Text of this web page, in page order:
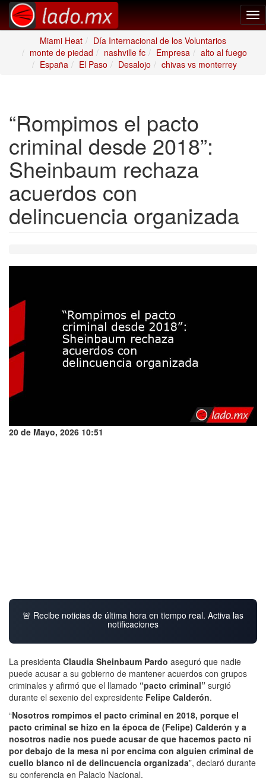
Miami Heat
Día Internacional de los Voluntarios
monte de piedad
nashville fc Empresa
alto al fuego
España
El Paso Desalojo chivas vs monterrey
“Rompimos el pacto
criminal desde 2018”:
Sheinbaum rechaza
acuerdos con
delincuencia organizada
20 de Mayo, 2026 10:51
🚨 Recibe noticias de última hora en tiempo real. Activa las
notificaciones
La presidenta Claudia Sheinbaum Pardo aseguró que nadie
puede acusar a su gobierno de mantener acuerdos con grupos
criminales y afirmó que el llamado “pacto criminal” surgió
durante el sexenio del expresidente Felipe Calderón.
“Nosotros rompimos el pacto criminal en 2018, porque el
pacto criminal se hizo en la época de (Felipe) Calderón y a
nosotros nadie nos puede acusar de que hacemos pacto ni
por debajo de la mesa ni por encima con alguien criminal de
cuello blanco ni de delincuencia organizada”, declaró durante
su conferencia en Palacio Nacional.